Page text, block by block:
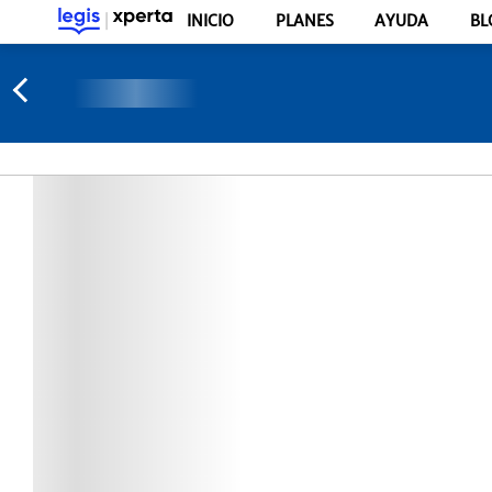
INICIO PLANES AYUDA